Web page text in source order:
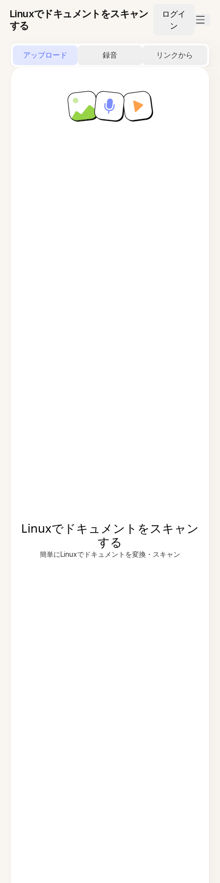
Linuxでドキュメントをスキャン
する
ログイ
ン
アップロード 録音 リンクから
Linuxでドキュメントをスキャン
する
簡単にLinuxでドキュメントを変換・スキャン